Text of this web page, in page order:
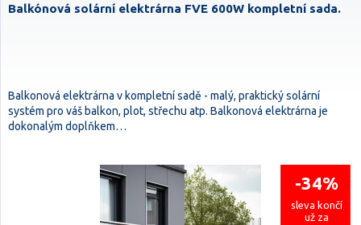
Balkónová solární elektrárna FVE 600W kompletní sada.
Balkonová elektrárna v kompletní sadě - malý, praktický solární
systém pro váš balkon, plot, střechu atp. Balkonová elektrárna je
dokonalým doplňkem…
-34%
sleva končí
už za